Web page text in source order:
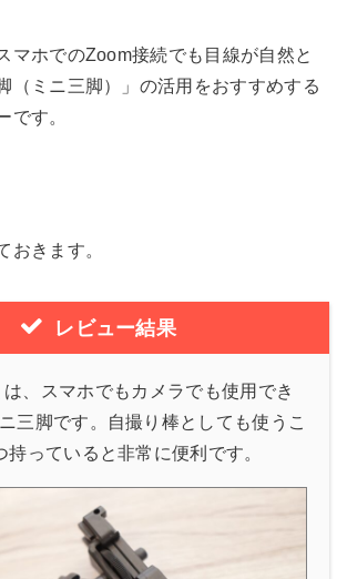
マホでのZoom接続でも目線が自然と
（ミニ三脚）」の活用をおすすめする
です。
おきます。
レビュー結果
は、スマホでもカメラでも使用でき
三脚です。自撮り棒としても使うこ
持っていると非常に便利です。